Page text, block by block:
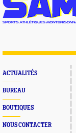
ACTUALITÉS
BUREAU
BOUTIQUES
NOUS CONTACTER